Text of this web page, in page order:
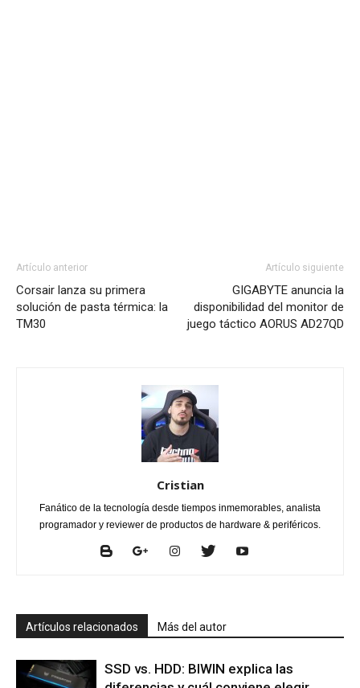
Artículo anterior
Corsair lanza su primera
solución de pasta térmica: la
TM30
Artículo siguiente
GIGABYTE anuncia la
disponibilidad del monitor de
juego táctico AORUS AD27QD
Cristian
Fanático de la tecnología desde tiempos inmemorables, analista
programador y reviewer de productos de hardware & periféricos.
Artículos relacionados Más del autor
SSD vs. HDD: BIWIN explica las